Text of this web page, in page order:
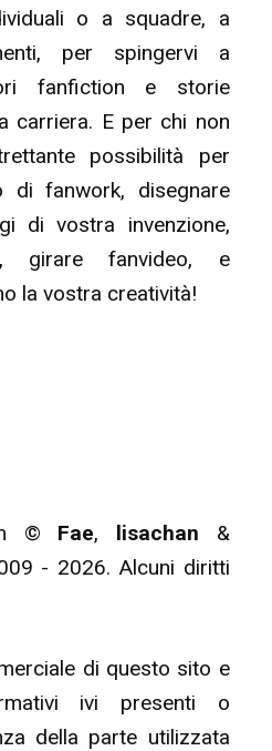
o a squadre, a
per spingervi a
fanfiction e storie
carriera. E per chi non
possibilità per
di fanwork, disegnare
di vostra invenzione,
girare fanvideo, e
la vostra creatività!
© Fae, lisachan &
- 2026. Alcuni diritti
di questo sito e
ivi presenti o
della parte utilizzata